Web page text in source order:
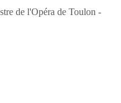
de l'Opéra de Toulon -